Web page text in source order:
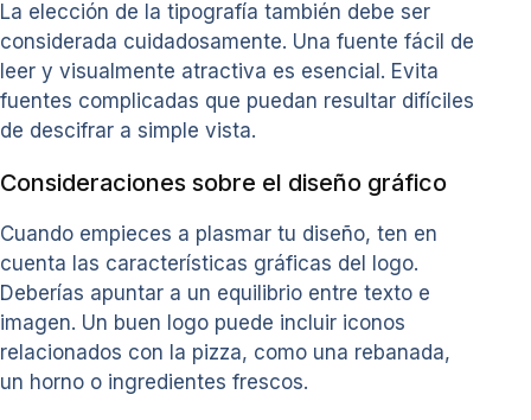
La elección de la tipografía también debe ser
considerada cuidadosamente. Una fuente fácil de
leer y visualmente atractiva es esencial. Evita
fuentes complicadas que puedan resultar difíciles
de descifrar a simple vista.
Consideraciones sobre el diseño gráfico
Cuando empieces a plasmar tu diseño, ten en
cuenta las características gráficas del logo.
Deberías apuntar a un equilibrio entre texto e
imagen. Un buen logo puede incluir iconos
relacionados con la pizza, como una rebanada,
un horno o ingredientes frescos.